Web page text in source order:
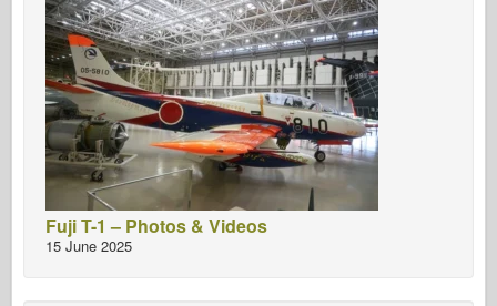
Fuji T-1 – Photos & Videos
15 June 2025